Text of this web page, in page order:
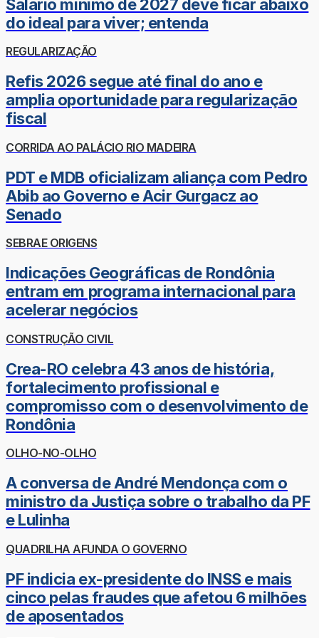
Salário mínimo de 2027 deve ficar abaixo
do ideal para viver; entenda
REGULARIZAÇÃO
Refis 2026 segue até final do ano e
amplia oportunidade para regularização
fiscal
CORRIDA AO PALÁCIO RIO MADEIRA
PDT e MDB oficializam aliança com Pedro
Abib ao Governo e Acir Gurgacz ao
Senado
SEBRAE ORIGENS
Indicações Geográficas de Rondônia
entram em programa internacional para
acelerar negócios
CONSTRUÇÃO CIVIL
Crea-RO celebra 43 anos de história,
fortalecimento profissional e
compromisso com o desenvolvimento de
Rondônia
OLHO-NO-OLHO
A conversa de André Mendonça com o
ministro da Justiça sobre o trabalho da PF
e Lulinha
QUADRILHA AFUNDA O GOVERNO
PF indicia ex-presidente do INSS e mais
cinco pelas fraudes que afetou 6 milhões
de aposentados